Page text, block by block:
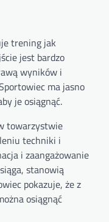
trening jak
jest bardzo
wyników i
ma jasno
je osiągnąć.
towarzystwie
techniki i
i zaangażowanie
stanowią
pokazuje, że z
osiągnąć